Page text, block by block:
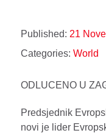
Published: 21
Categories: World
ODLUCENO U
Predsjednik
novi je lider